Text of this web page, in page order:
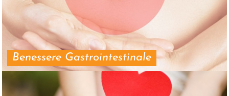
Benessere Gastrointestinale